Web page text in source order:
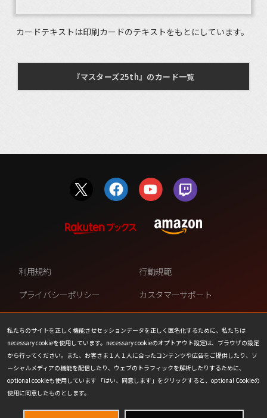
カードテキストは印刷カードのテキストをもとにしています。
『マスターズ25th』のカード一覧
私たちのサイトを正しく機能させセッションデータを正しく匿名化するために、私たちは
necessary cookieを使用しています。necessary cookieのオプトアウト設定は、ブラウザの設定
から行ってください。また、お客さま１人１人に合ったコンテンツや広告をご提供したり、ソ
ーシャルメディアの機能を配信したり、ウェブのトラフィックを解析したりするために、
optional cookieも使用しています 「はい、同意します」をクリックすると、optional Cookieの
使用に同意したものとします。
利用規約
行動規範
プライバシーポリシー
カスタマーサポート
ファンコンテンツ・ポリシー
個人情報の販売や共有を許可し
ない
COOKIE
プレスリリース
会社情報
お問い合わせ